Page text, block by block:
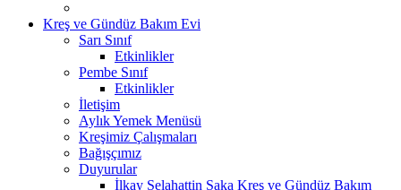
Kreş ve Gündüz Bakım Evi
Sarı Sınıf
Etkinlikler
Pembe Sınıf
Etkinlikler
İletişim
Aylık Yemek Menüsü
Kreşimiz Çalışmaları
Bağışçımız
Duyurular
İlkay Selahattin Saka Kreş ve Gündüz Bakım